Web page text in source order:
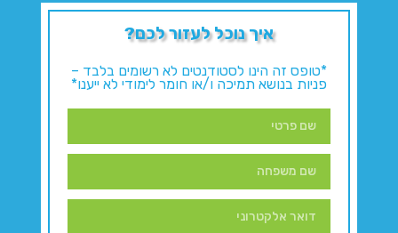
איך נוכל לעזור לכם?
*טופס זה הינו לסטודנטים לא רשומים בלבד –
פניות בנושא תמיכה ו/או חומר לימודי לא ייענו*